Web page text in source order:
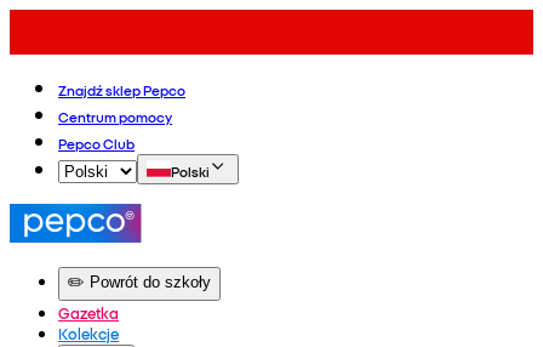
Znajdź sklep Pepco
Centrum pomocy
Pepco Club
Polski
✏️ Powrót do szkoły
Gazetka
Kolekcje